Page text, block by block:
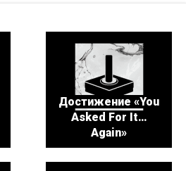
Достижение «You
Asked For It…
Again»